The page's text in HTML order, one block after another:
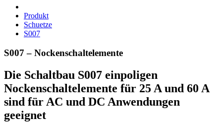
Produkt
Schuetze
S007
S007 – Nockenschaltelemente
Die Schaltbau S007 einpoligen
Nockenschaltelemente für 25 A und 60 A
sind für AC und DC Anwendungen
geeignet